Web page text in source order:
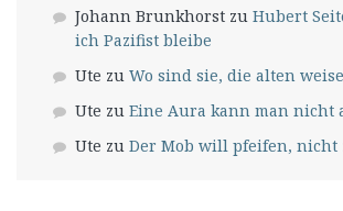
Johann Brunkhorst zu Hubert
ich Pazifist bleibe
Ute zu Wo sind sie, die alten
Ute zu Eine Aura kann man nicht
Ute zu Der Mob will pfeifen, nicht